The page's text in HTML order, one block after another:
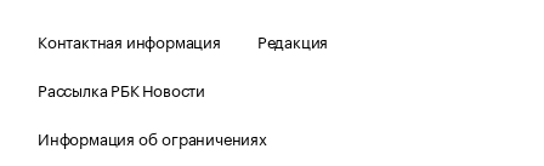
Контактная информация
Редакция
Рассылка РБК Новости
Информация об ограничениях